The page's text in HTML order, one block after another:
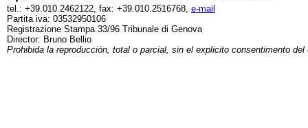
tel.: +39.010.2462122, fax: +39.010.2516768, e-mail
Partita iva: 03532950106
Registrazione Stampa 33/96 Tribunale di Genova
Director: Bruno Bellio
Prohibida la reproducción, total o parcial, sin el explicito consentimento del